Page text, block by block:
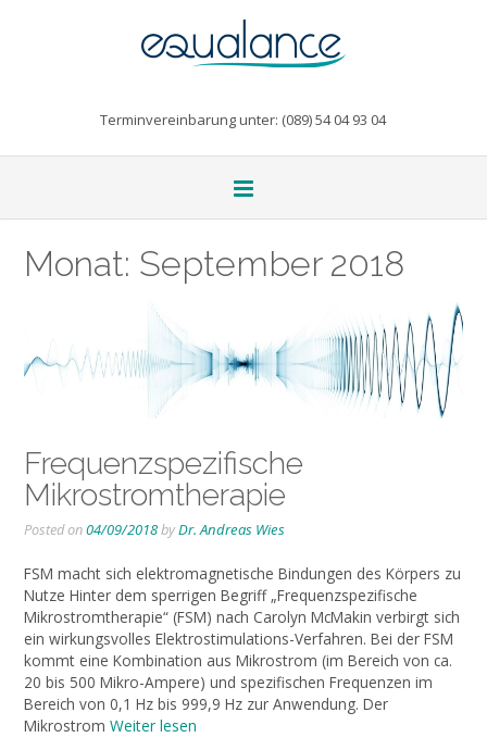
Terminvereinbarung unter: (089) 54 04 93 04
Monat: September 2018
Frequenzspezifische
Mikrostromtherapie
Posted on04/09/2018byDr. Andreas Wies
FSM macht sich elektromagnetische Bindungen des Körpers zu
Nutze Hinter dem sperrigen Begriff „Frequenzspezifische
Mikrostromtherapie“ (FSM) nach Carolyn McMakin verbirgt sich
ein wirkungsvolles Elektrostimulations-Verfahren. Bei der FSM
kommt eine Kombination aus Mikrostrom (im Bereich von ca.
20 bis 500 Mikro-Ampere) und spezifischen Frequenzen im
Bereich von 0,1 Hz bis 999,9 Hz zur Anwendung. Der
Mikrostrom Weiter lesen